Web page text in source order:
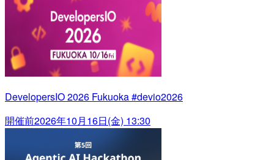
DevelopersIO 2026 Fukuoka #devio2026
開催前2026年10月16日(金) 13:30